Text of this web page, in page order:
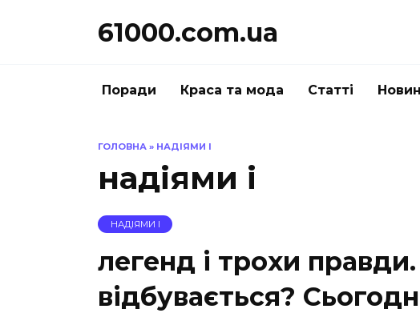
61000.com.ua
Поради Краса та мода Статті
ГОЛОВНА » НАДІЯМИ І
надіями і
НАДІЯМИ І
легенд і трохи
відбувається?